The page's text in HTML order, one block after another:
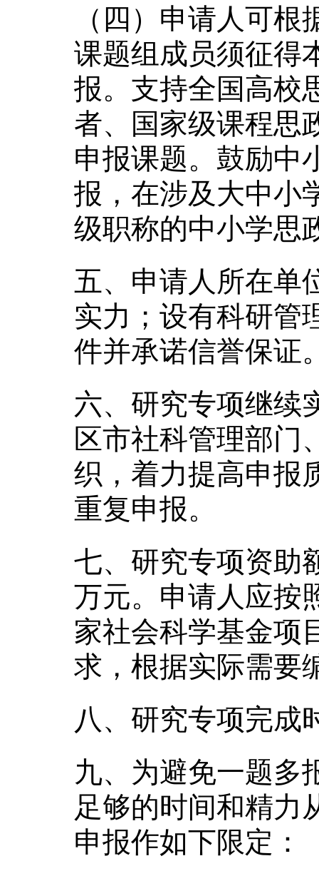
（四）申请人可
课题组成员须征得
报。支持全国高校
者、国家级课程思
申报课题。鼓励中
报，在涉及大中小
级职称的中小学思
五、申请人所在单
实力；设有科研管
件并承诺信誉保证
六、研究专项继续
区市社科管理部门
织，着力提高申报
重复申报。
七、研究专项资助
万元。申请人应按
家社会科学基金项
求，根据实际需要
八、研究专项完
九、为避免一题多
足够的时间和精力
申报作如下限定：